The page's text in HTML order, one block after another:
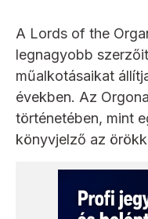
A Lords of the
legnagyobb
műalkotásaikat
években. Az
történetében, mint
könyvjelző az